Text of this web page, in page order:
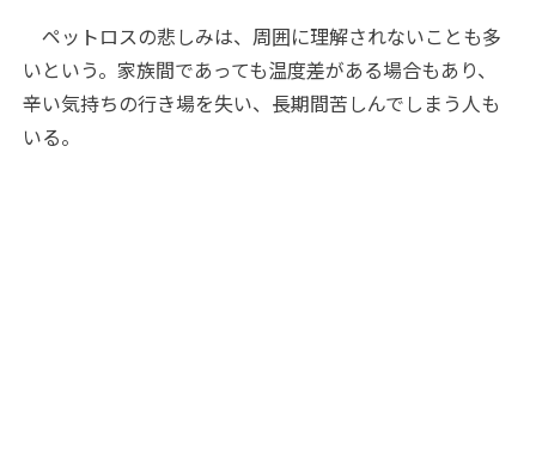
ペットロスの悲しみは、周囲に理解されないことも多
いという。家族間であっても温度差がある場合もあり、
辛い気持ちの行き場を失い、長期間苦しんでしまう人も
いる。